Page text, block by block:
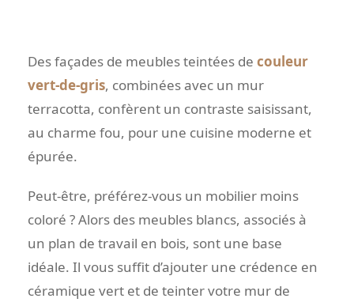
Des façades de meubles teintées de couleur
vert-de-gris, combinées avec un mur
terracotta, confèrent un contraste saisissant,
au charme fou, pour une cuisine moderne et
épurée.
Peut-être, préférez-vous un mobilier moins
coloré ? Alors des meubles blancs, associés à
un plan de travail en bois, sont une base
idéale. Il vous suffit d’ajouter une crédence en
céramique vert et de teinter votre mur de